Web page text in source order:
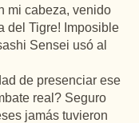
mi cabeza, venido
del Tigre! Imposible
Sensei usó al
de presenciar ese
real? Seguro
jamás tuvieron